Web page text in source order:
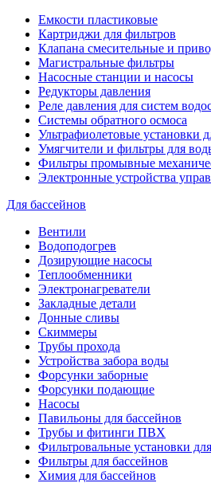
Емкости пластиковые
Картриджи для фильтров
Клапана смесительные и
Магистральные фильтры
Насосные станции и насосы
Редукторы давления
Реле давления для систем
Системы обратного осмоса
Ультрафиолетовые установки
Умягчители и фильтры для
Фильтры промывные
Электронные устройства
Для бассейнов
Вентили
Водоподогрев
Дозирующие насосы
Теплообменники
Электронагреватели
Закладные детали
Донные сливы
Скиммеры
Трубы прохода
Устройства забора воды
Форсунки заборные
Форсунки подающие
Насосы
Павильоны для бассейнов
Трубы и фитинги ПВХ
Фильтровальные установки
Фильтры для бассейнов
Химия для бассейнов